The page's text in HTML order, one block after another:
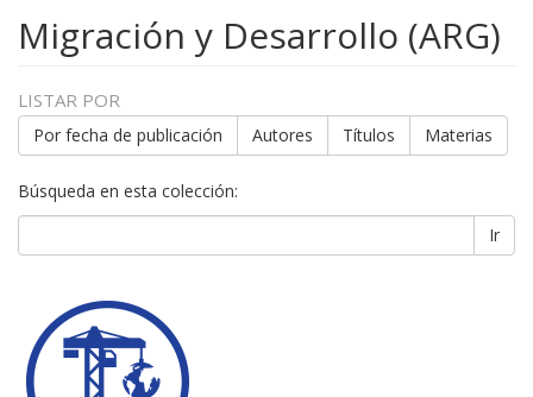
Migración y Desarrollo (ARG)
LISTAR POR
Por fecha de publicación Autores Títulos Materias
Búsqueda en esta colección:
Ir